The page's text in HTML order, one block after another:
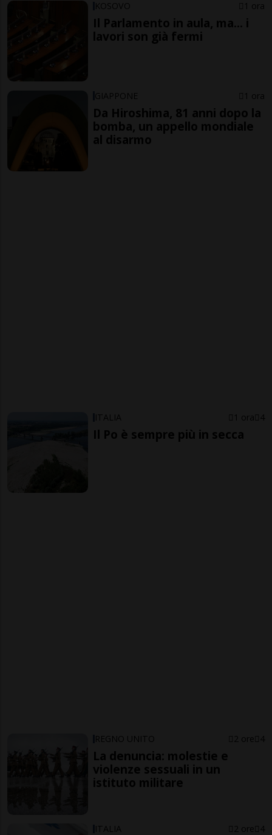
KOSOVO 1 ora
Il Parlamento in aula, ma... i
lavori son già fermi
GIAPPONE 1 ora
Da Hiroshima, 81 anni dopo la
bomba, un appello mondiale
al disarmo
ITALIA 1 ora 4
Il Po è sempre più in secca
REGNO UNITO 2 ore 4
La denuncia: molestie e
violenze sessuali in un
istituto militare
ITALIA 2 ore 4